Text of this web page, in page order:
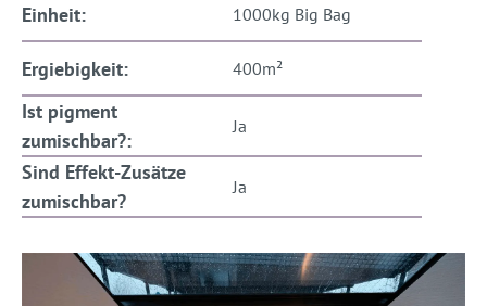
Einheit: 1000kg Big Bag
Ergiebigkeit: 400m²
Ist pigment
zumischbar?:
Ja
Sind Effekt-Zusätze
zumischbar?
Ja